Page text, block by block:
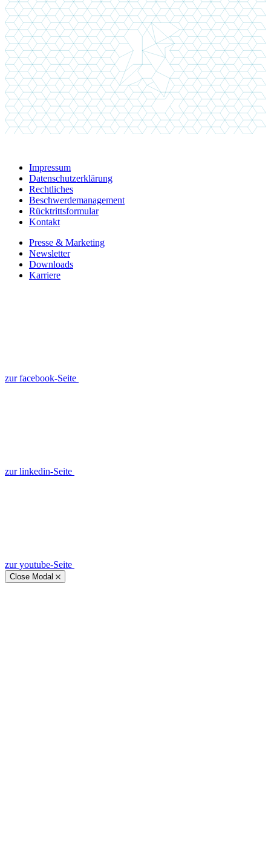
Impressum
Datenschutzerklärung
Rechtliches
Beschwerdemanagement
Rücktrittsformular
Kontakt
Presse & Marketing
Newsletter
Downloads
Karriere
zur facebook-Seite
zur linkedin-Seite
zur youtube-Seite
Close Modal